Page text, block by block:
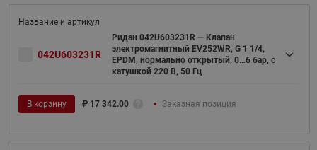
042U603231R
Ридан 042U603231R — Клапан
электромагнитный EV252WR, G 1 1/4,
EPDM, нормально открытый, 0…6 бар, с
катушкой 220 В, 50 Гц
В корзину ₽ 17 342.00 Заказная позиция